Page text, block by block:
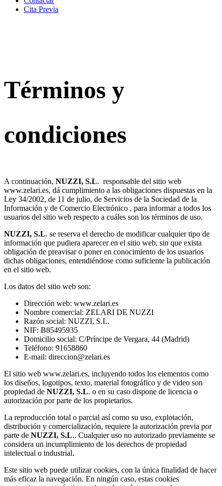
Cita Previa
Términos y
condiciones
A continuación, NUZZI, S.L. responsable del sitio web
www.zelari.es, dá cumplimiento a las obligaciones dispuestas en la
Ley 34/2002, de 11 de julio, de Servicios de la Sociedad de la
Información y de Comercio Electrónico , para informar a todos los
usuarios del sitio web respecto a cuáles son los términos de uso.
NUZZI, S.L. se reserva el derecho de modificar cualquier tipo de
información que pudiera aparecer en el sitio web, sin que exista
obligación de preavisar o poner en conocimiento de los usuarios
dichas obligaciones, entendiéndose como suficiente la publicación
en el sitio web.
Los datos del sitio web son:
Dirección web: www.zelari.es
Nombre comercial: ZELARI DE NUZZI
Razón social: NUZZI, S.L.
NIF: B85495935
Domicilio social: C/Príncipe de Vergara, 44 (Madrid)
Teléfono: 91658860
E-mail: direccion@zelari.es
El sitio web www.zelari.es, incluyendo todos los elementos como
los diseños, logotipos, texto, material fotográfico y de video son
propiedad de NUZZI, S.L. o en su caso dispone de licencia o
autorización por parte de los propietarios.
La reproducción total o parcial así como su uso, explotación,
distribución y comercialización, requiere la autorización previa por
parte de NUZZI, S.L.. Cualquier uso no autorizado previamente se
considera un incumplimiento de los derechos de propiedad
intelectual o industrial.
Este sitio web puede utilizar cookies, con la única finalidad de hacer
más eficaz la navegación. En ningún caso, estas cookies